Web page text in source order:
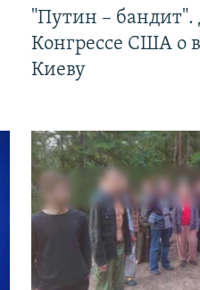
"Путин – бандит".
Конгрессе США о
Киеву